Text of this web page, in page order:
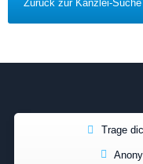
Zurück zur Kanzlei-Suche
Trage